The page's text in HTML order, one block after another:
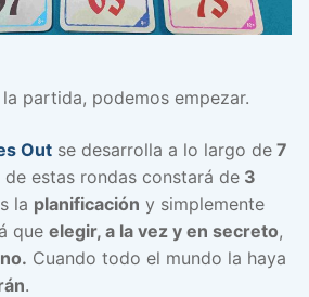
partida, podemos empezar.
Out se desarrolla a lo largo de 7
de estas rondas constará de 3
la planificación y simplemente
que elegir, a la vez y en secreto,
Cuando todo el mundo la haya
.